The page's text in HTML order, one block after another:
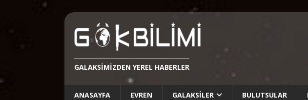
GALAKSIMIZDEN YEREL HABERLER
ANASAYFA EVREN GALAKSILER BULUTSULAR